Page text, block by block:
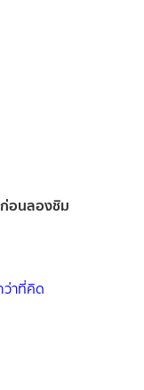
ก่อนลองชิม